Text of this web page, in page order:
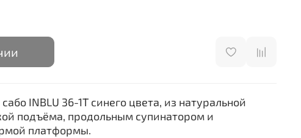
INBLU 36-1T синего цвета, из натуральной
подъёма, продольным супинатором и
платформы.